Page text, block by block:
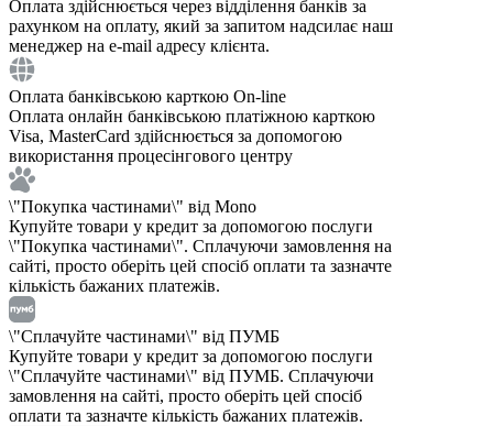
Оплата здійснюється через відділення банків за
рахунком на оплату, який за запитом надсилає наш
менеджер на e-mail адресу клієнта.
Оплата банківською карткою On-line
Оплата онлайн банківською платіжною карткою
Visa, MasterCard здійснюється за допомогою
використання процесінгового центру
\"Покупка частинами\" від Mono
Купуйте товари у кредит за допомогою послуги
\"Покупка частинами\". Сплачуючи замовлення на
сайті, просто оберіть цей спосіб оплати та зазначте
кількість бажаних платежів.
\"Сплачуйте частинами\" від ПУМБ
Купуйте товари у кредит за допомогою послуги
\"Сплачуйте частинами\" від ПУМБ. Сплачуючи
замовлення на сайті, просто оберіть цей спосіб
оплати та зазначте кількість бажаних платежів.